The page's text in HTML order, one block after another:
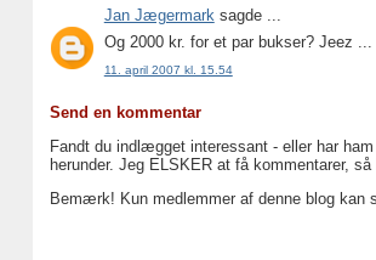
Jan Jægermark sagde ...
Og 2000 kr. for et par bukser? Jeez
11. april 2007 kl. 15.54
Send en kommentar
Fandt du indlægget interessant - eller har
herunder. Jeg ELSKER at få kommentarer,
Bemærk! Kun medlemmer af denne blog kan